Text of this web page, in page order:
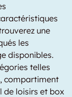
une
les
disponibles.
telles
compartiment
de loisirs et box